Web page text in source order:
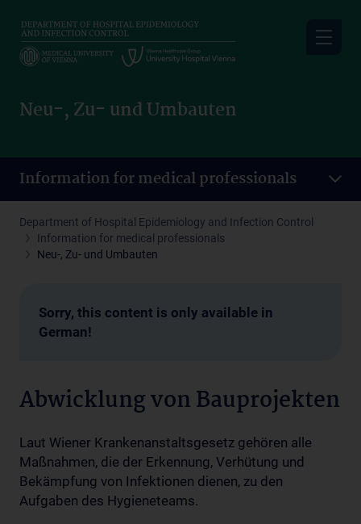
main
content
Neu-, Zu- und Umbauten
Information for medical professionals
Department of Hospital Epidemiology and Infection Control
Information for medical professionals
Neu-, Zu- und Umbauten
Sorry, this content is only available in
German!
Abwicklung von Bauprojekten
Laut Wiener Krankenanstaltsgesetz gehören alle
Maßnahmen, die der Erkennung, Verhütung und
Bekämpfung von Infektionen dienen, zu den
Aufgaben des Hygieneteams.